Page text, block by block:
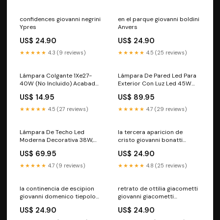
confidences giovanni negrini
Ypres
US$ 24.90
★★★★★ 4.3 (9 reviews)
en el parque giovanni boldini
Anvers
US$ 24.90
★★★★★ 4.5 (25 reviews)
Lámpara Colgante 1Xe27-
40W (No Incluido) Acabado
Aplica10%cupon
US$ 14.95
★★★★★ 4.5 (27 reviews)
Lámpara De Pared Led Para
Exterior Con Luz Led 45W
Finish_White
US$ 89.95
★★★★★ 4.7 (29 reviews)
Lámpara De Techo Led
Moderna Decorativa 38W,
60Hz. Type_Pantalla
Metalica
US$ 69.95
★★★★★ 4.7 (9 reviews)
la tercera aparicion de
cristo giovanni bonatti
US$ 24.90
★★★★★ 4.8 (25 reviews)
la continencia de escipion
giovanni domenico tiepolo
US$ 24.90
retrato de ottilia giacometti
giovanni giacometti
US$ 24.90